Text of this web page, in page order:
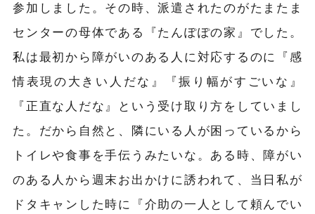
参加しました。その時、派遣されたのがたまたま
センターの母体である『たんぽぽの家』でした。
私は最初から障がいのある人に対応するのに『感
情表現の大きい人だな』『振り幅がすごいな』
『正直な人だな』という受け取り方をしていまし
た。だから自然と、隣にいる人が困っているから
トイレや食事を手伝うみたいな。ある時 、障がい
のある人から週末お出かけに誘われて、当日私が
ドタキャンした時に『介助の一人として頼んでい